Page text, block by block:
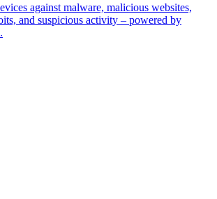
against malware, malicious websites,
and suspicious activity – powered by